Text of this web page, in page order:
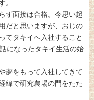
。
ず面接は合格。今思い起
だと思いますが、おじの
てタキイへ入社すること
になったタキイ生活の始
夢をもって入社してきて
緯で研究農場の門をたた